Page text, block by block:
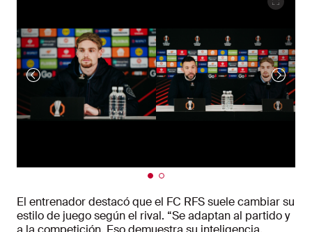
El entrenador destacó que el FC RFS suele cambiar su
estilo de juego según el rival. “Se adaptan al partido y